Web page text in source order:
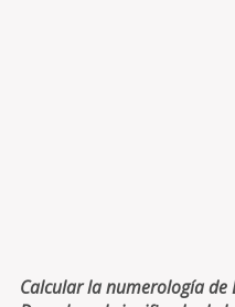
Calcular la numerología de